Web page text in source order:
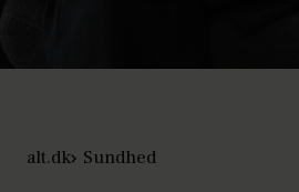
alt.dk Sundhed